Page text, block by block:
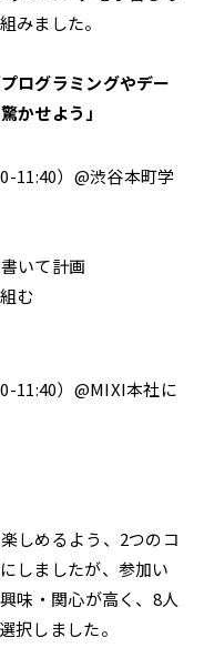
みました。
ログラミングやデー
かせよう」
11:40）@渋谷本町学
いて計画
む
11:40）@MIXI本社に
しめるよう、2つのコ
しましたが、参加い
味・関心が高く、8人
択しました。